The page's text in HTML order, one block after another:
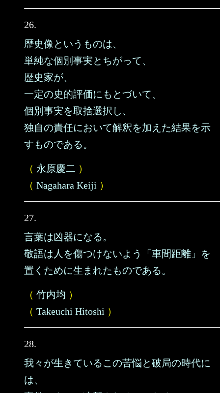
26.
歴史像というものは、
単純な個別事実とちがって、
歴史家が、
一定の史的評価にもとづいて、
個別事実を取捨選択し、
独自の責任において解釈を加えた結果を示
すものである。
（ 永原慶二 ）
（ Nagahara Keiji ）
27.
言葉は凶器になる。
敬語は人を傷つけないよう「車間距離」を
置くために生まれたものである。
（ 竹内均 ）
（ Takeuchi Hitoshi ）
28.
我々が生きているこの苦悩と破局の時代に
は、